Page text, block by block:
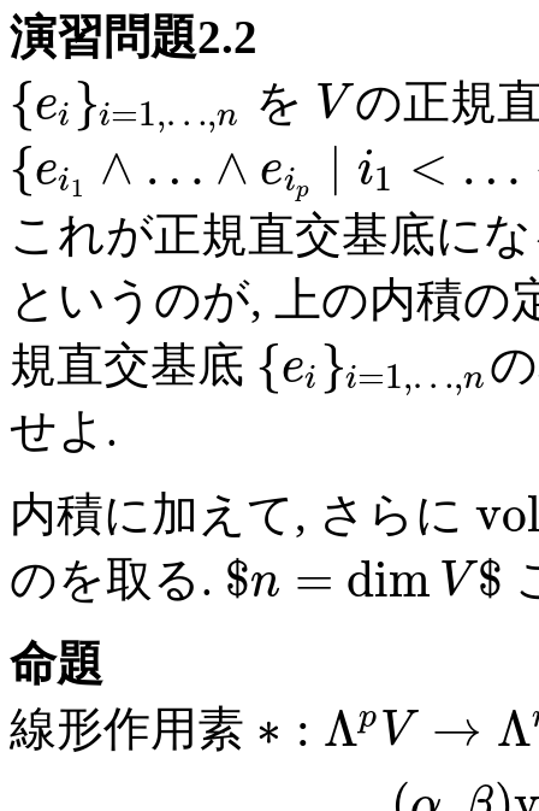
演習問題2.2
{ei }i=1,…,n を V の正規
{ei1 ∧ … ∧ eip i1 < …
これが正規直交基底に
というのが, 上の内積の
規直交基底 {ei }i=1,…,n
せよ.
内積に加えて, さらに vo
のを取る. $n = dim V$
命題
線形作用素 ∗ : Λp V → Λ